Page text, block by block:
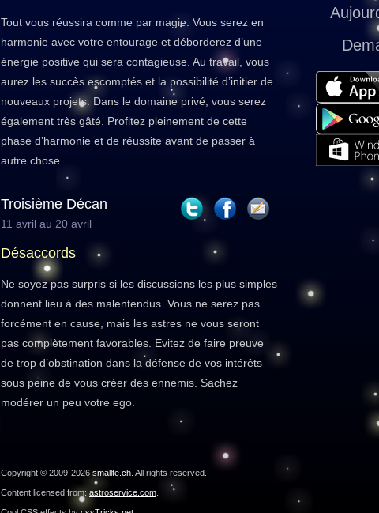
Tout vous réussira comme par magie. Vous serez en
harmonie avec votre entourage et déborderez d’une
énergie positive qui sera contagieuse. Au travail, vous
aurez les succès escomptés et la possibilité d’initier de
nouveaux projets. Dans le domaine privé, vous serez
également très gâté. Profitez pleinement de cette
phase d’harmonie et de réussite avant de passer à
autre chose.
Troisième Décan
11 avril au 20 avril
Désaccords
Ne soyez pas surpris si les discussions les plus simples
donnent lieu à des malentendus. Vous ne serez pas
forcément en cause, mais les astres ne vous seront
pas complètement favorables. Evitez de faire preuve
de trop d’obstination dans la défense de vos intérêts
sous peine de vous créer des ennemis. Sachez
modérer un peu votre ego.
Copyright © 2009-2026 smallte.ch . All rights reserved.
Content licensed from: astroservice.com